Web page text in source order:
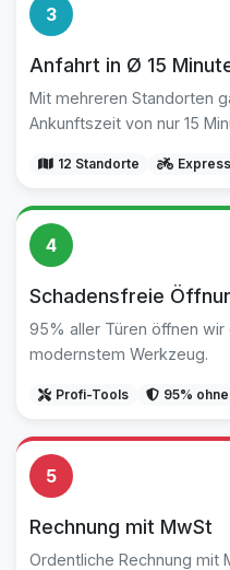
3
Anfahrt in Ø 15
Mit mehreren Standorten
Ankunftszeit von nur 15
12 Standorte Express
4
Schadensfreie
95% aller Türen öffnen wir
modernstem Werkzeug.
Profi-Tools 95%
5
Rechnung mit MwSt
Ordentliche Rechnung mit